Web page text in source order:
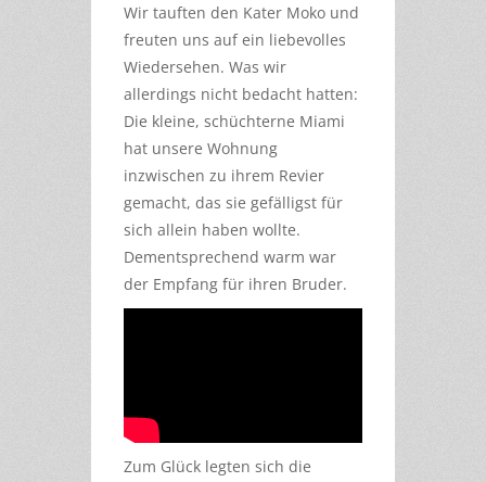
Wir tauften den Kater Moko und
freuten uns auf ein liebevolles
Wiedersehen. Was wir
allerdings nicht bedacht hatten:
Die kleine, schüchterne Miami
hat unsere Wohnung
inzwischen zu ihrem Revier
gemacht, das sie gefälligst für
sich allein haben wollte.
Dementsprechend warm war
der Empfang für ihren Bruder.
Zum Glück legten sich die